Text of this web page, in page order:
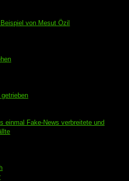
von Mesut Özil
getrieben
einmal Fake-News verbreitete und